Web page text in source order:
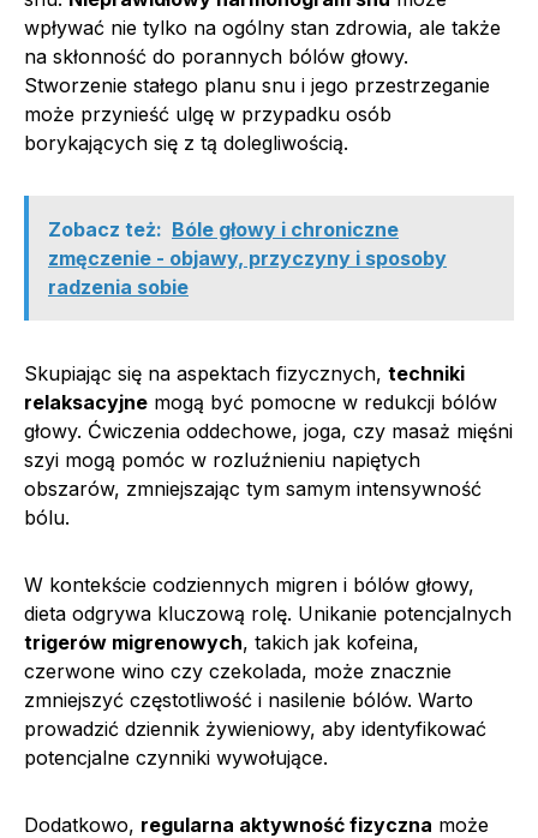
wpływać nie tylko na ogólny stan zdrowia, ale także
na skłonność do porannych bólów głowy.
Stworzenie stałego planu snu i jego przestrzeganie
może przynieść ulgę w przypadku osób
borykających się z tą dolegliwością.
Zobacz też: Bóle głowy i chroniczne
zmęczenie - objawy, przyczyny i sposoby
radzenia sobie
Skupiając się na aspektach fizycznych, techniki
relaksacyjne mogą być pomocne w redukcji bólów
głowy. Ćwiczenia oddechowe, joga, czy masaż mięśni
szyi mogą pomóc w rozluźnieniu napiętych
obszarów, zmniejszając tym samym intensywność
bólu.
W kontekście codziennych migren i bólów głowy,
dieta odgrywa kluczową rolę. Unikanie potencjalnych
trigerów migrenowych, takich jak kofeina,
czerwone wino czy czekolada, może znacznie
zmniejszyć częstotliwość i nasilenie bólów. Warto
prowadzić dziennik żywieniowy, aby identyfikować
potencjalne czynniki wywołujące.
Dodatkowo, regularna aktywność fizyczna może